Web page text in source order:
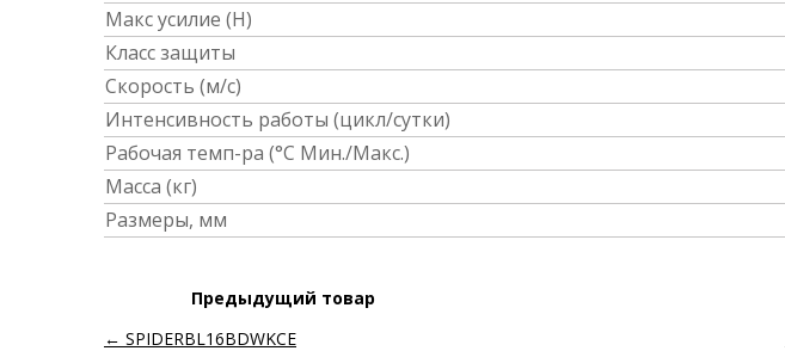
Макс усилие (Н)
Класс защиты
Скорость (м/с)
Интенсивность работы (цикл/сутки)
Рабочая темп-ра (°C Мин./Макс.)
Масса (кг)
Размеры, мм
Предыдущий товар
← SPIDERBL16BDWKCE